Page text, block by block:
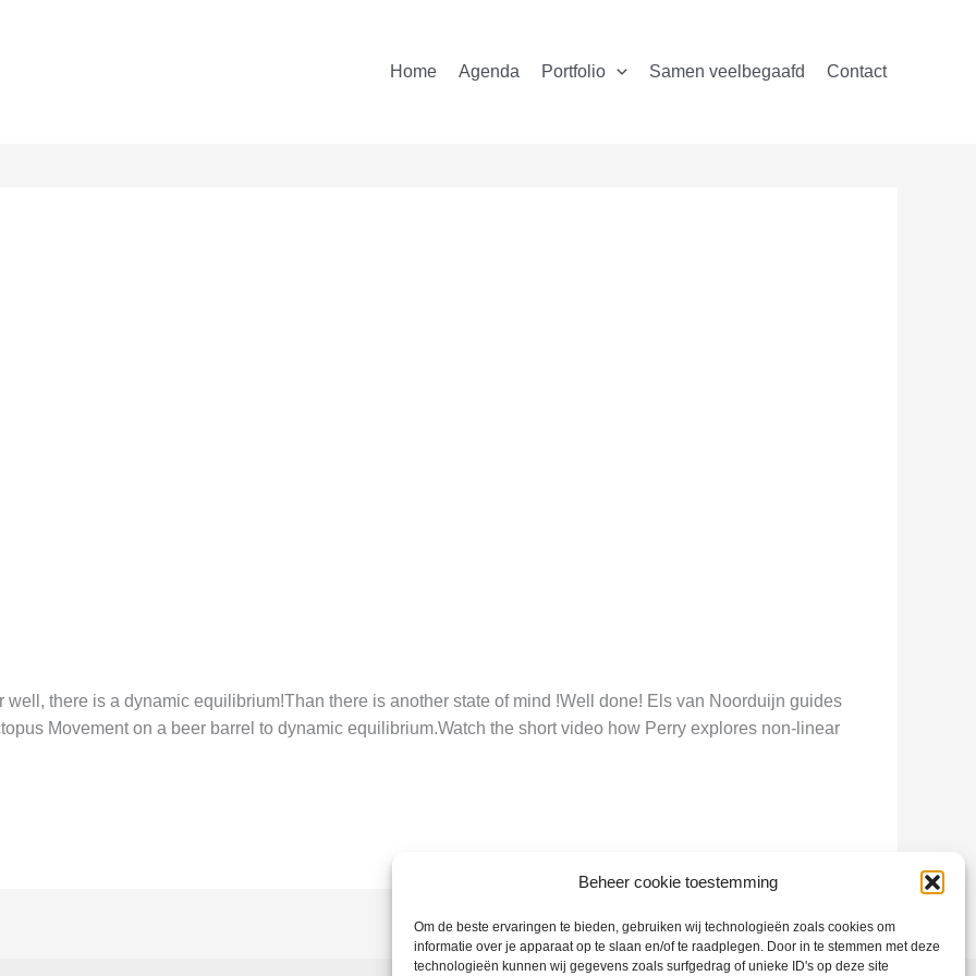
Beheer cookie toestemming
Om de beste ervaringen te bieden, gebruiken wij technologieën zoals cookies om
informatie over je apparaat op te slaan en/of te raadplegen. Door in te stemmen met deze
technologieën kunnen wij gegevens zoals surfgedrag of unieke ID's op deze site
Home Agenda Portfolio Samen veelbegaafd Contact
there is a dynamic equilibrium!Than there is another state of mind !Well done! Els van Noorduijn guides
Movement on a beer barrel to dynamic equilibrium.Watch the short video how Perry explores non-linear